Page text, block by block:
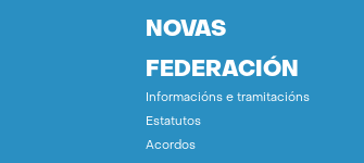
NOVAS
FEDERACIÓN
Informacións e tramitacións
Estatutos
Acordos